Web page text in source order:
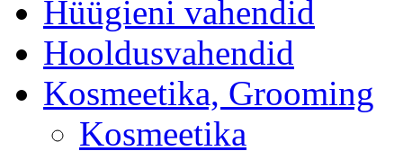
Hüügieni vahendid
Hooldusvahendid
Kosmeetika, Grooming
Kosmeetika